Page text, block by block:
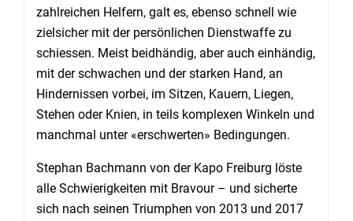
zahlreichen Helfern, galt es, ebenso schnell wie
zielsicher mit der persönlichen Dienstwaffe zu
schiessen. Meist beidhändig, aber auch einhändig,
mit der schwachen und der starken Hand, an
Hindernissen vorbei, im Sitzen, Kauern, Liegen,
Stehen oder Knien, in teils komplexen Winkeln und
manchmal unter «erschwerten» Bedingungen.
Stephan Bachmann von der Kapo Freiburg löste
alle Schwierigkeiten mit Bravour – und sicherte
sich nach seinen Triumphen von 2013 und 2017